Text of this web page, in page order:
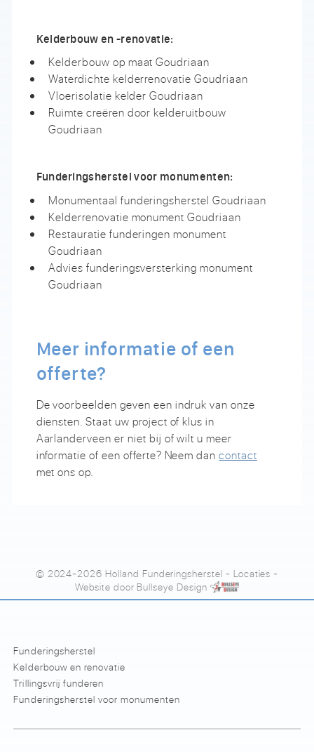
Kelderbouw en -renovatie:
Kelderbouw op maat Goudriaan
Waterdichte kelderrenovatie Goudriaan
Vloerisolatie kelder Goudriaan
Ruimte creëren door kelderuitbouw
Goudriaan
Funderingsherstel voor monumenten:
Monumentaal funderingsherstel Goudriaan
Kelderrenovatie monument Goudriaan
Restauratie funderingen monument
Goudriaan
Advies funderingsversterking monument
Goudriaan
Meer informatie of een
offerte?
De voorbeelden geven een indruk van onze
diensten. Staat uw project of klus in
Aarlanderveen er niet bij of wilt u meer
informatie of een offerte? Neem dancontact
met ons op.
© 2024-2026 Holland Funderingsherstel - Locaties -
Website door Bullseye Design
Funderingsherstel
Kelderbouw en renovatie
Trillingsvrij funderen
Funderingsherstel voor monumenten